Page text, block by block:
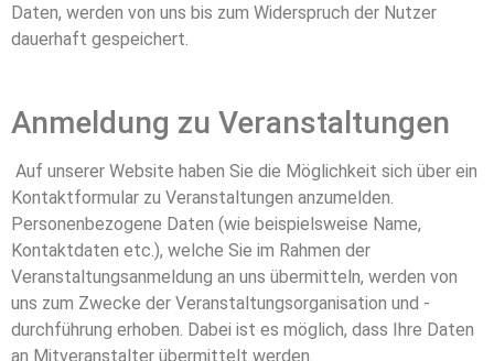
Daten, werden von uns bis zum Widerspruch der Nutzer
dauerhaft gespeichert.
Anmeldung zu Veranstaltungen
Auf unserer Website haben Sie die Möglichkeit sich über ein
Kontaktformular zu Veranstaltungen anzumelden.
Personenbezogene Daten (wie beispielsweise Name,
Kontaktdaten etc.), welche Sie im Rahmen der
Veranstaltungsanmeldung an uns übermitteln, werden von
uns zum Zwecke der Veranstaltungsorganisation und -
durchführung erhoben. Dabei ist es möglich, dass Ihre Daten
an Mitveranstalter übermittelt werden.